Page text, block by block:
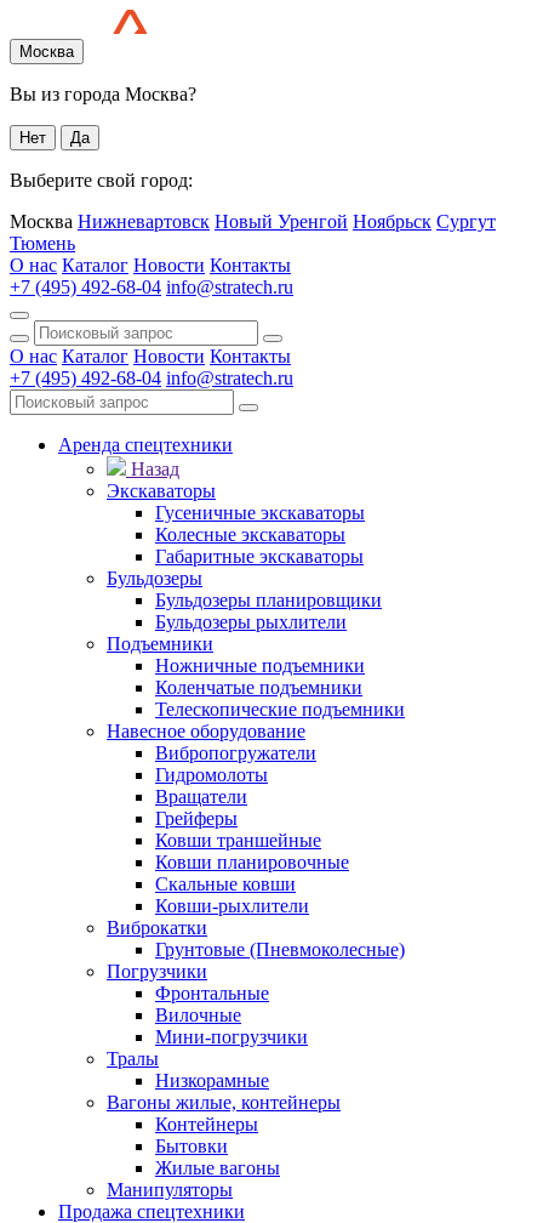
Москва
Вы из города Москва?
Нет Да
Выберите свой город:
Москва Нижневартовск Новый Уренгой Ноябрьск Сургут
Тюмень
О нас Каталог Новости Контакты
+7 (495) 492-68-04 info@stratech.ru
О нас Каталог Новости Контакты
+7 (495) 492-68-04 info@stratech.ru
Аренда спецтехники
Назад
Экскаваторы
Гусеничные экскаваторы
Колесные экскаваторы
Габаритные экскаваторы
Бульдозеры
Бульдозеры планировщики
Бульдозеры рыхлители
Подъемники
Ножничные подъемники
Коленчатые подъемники
Телескопические подъемники
Навесное оборудование
Вибропогружатели
Гидромолоты
Вращатели
Грейферы
Ковши траншейные
Ковши планировочные
Скальные ковши
Ковши-рыхлители
Виброкатки
Грунтовые (Пневмоколесные)
Погрузчики
Фронтальные
Вилочные
Мини-погрузчики
Тралы
Низкорамные
Вагоны жилые, контейнеры
Контейнеры
Бытовки
Жилые вагоны
Манипуляторы
Продажа спецтехники